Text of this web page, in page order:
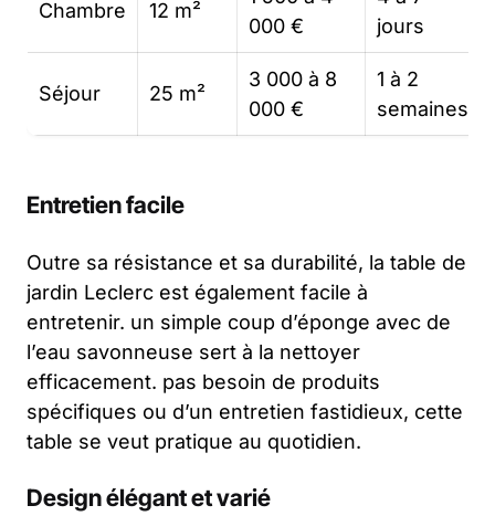
Chambre 12 m²
000 €
jours
Séjour 25 m²
3 000 à 8
000 €
1 à 2
semaines
Entretien facile
Outre sa résistance et sa durabilité, la table de
jardin Leclerc est également facile à
entretenir. un simple coup d’éponge avec de
l’eau savonneuse sert à la nettoyer
efficacement. pas besoin de produits
spécifiques ou d’un entretien fastidieux, cette
table se veut pratique au quotidien.
Design élégant et varié